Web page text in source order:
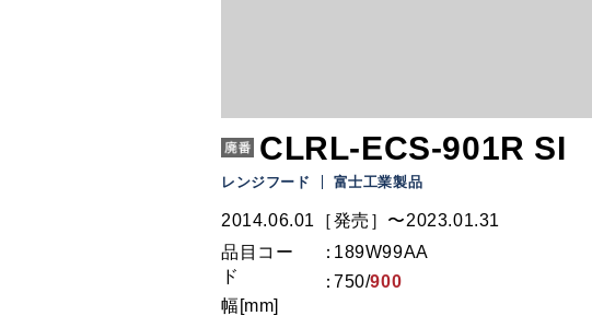
CLRL-ECS-901R SI
レンジフード 富士工業製品
2014.06.01［発売］〜2023.01.31
品目コー
ド
189W99AA
幅[mm]
750/900